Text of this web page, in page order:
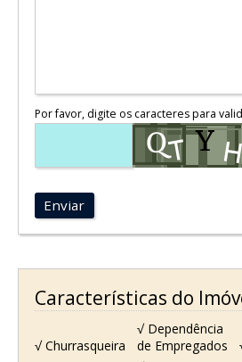
Por favor, digite os caracteres para
Enviar
Características do
√ Churrasqueira
√ Dependência
de Empregados